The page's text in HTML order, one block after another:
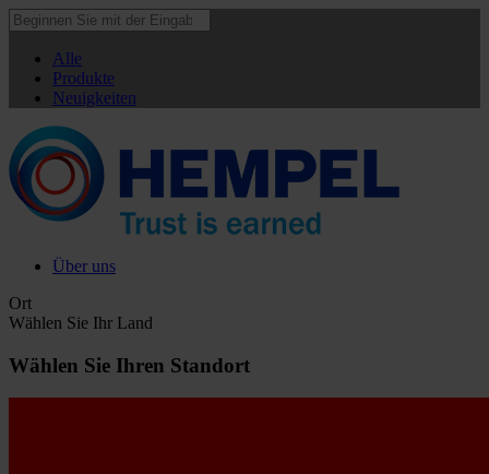
Alle
Produkte
Neuigkeiten
Über uns
Ort
Wählen Sie Ihr Land
Wählen Sie Ihren Standort